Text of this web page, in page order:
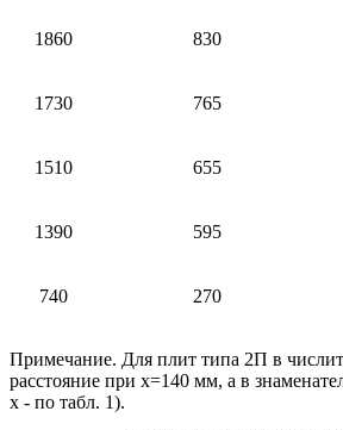
1860 830
1730 765
1510 655
1390 595
740 270
Примечание. Для плит типа 2П в
расстояние при х=140 мм, а в
х - по табл. 1).